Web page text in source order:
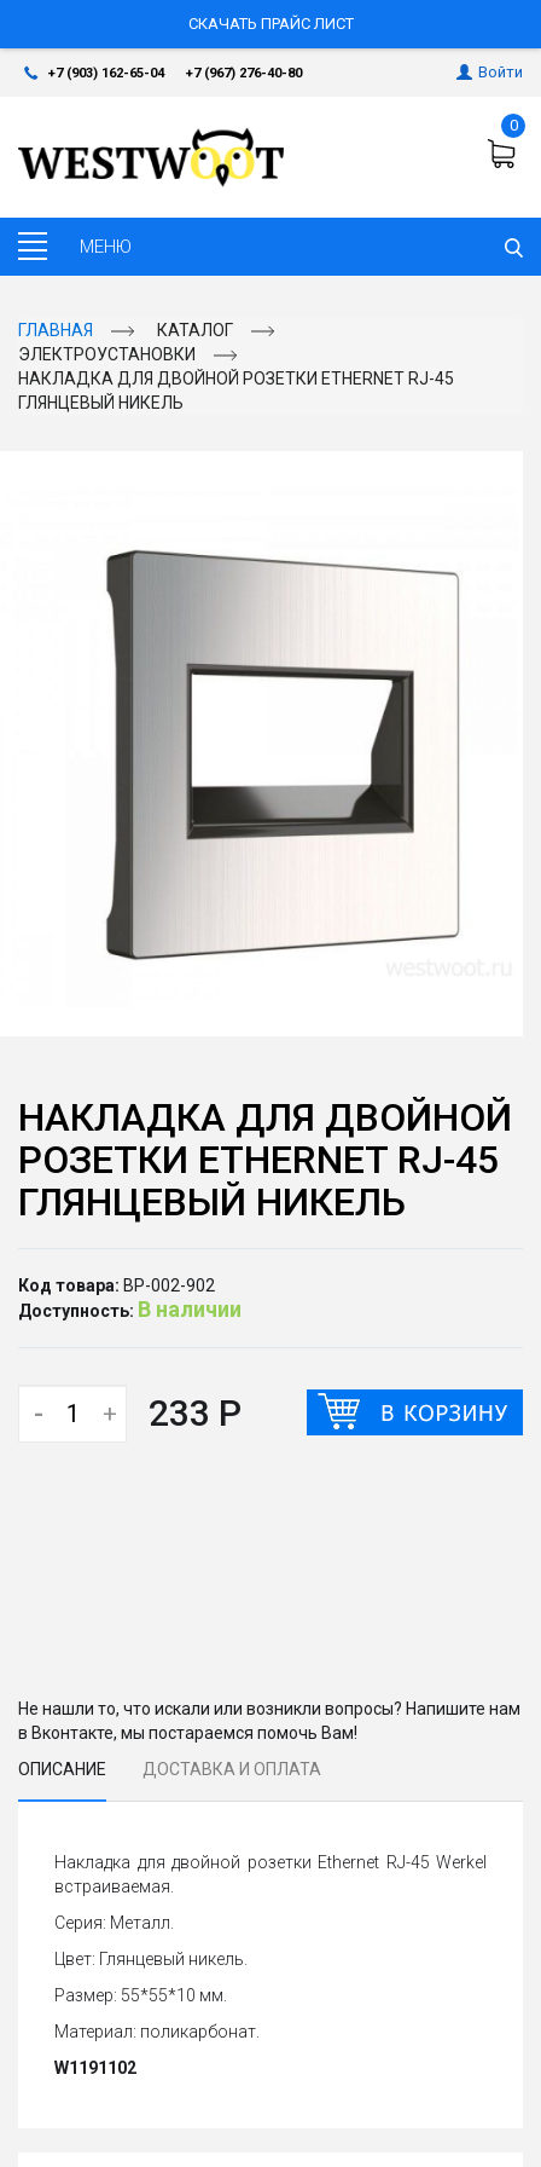
СКАЧАТЬ ПРАЙС ЛИСТ
+7 (903) 162-65-04 +7 (967) 276-40-80 Войти
0
ГЛАВНАЯ
КАТАЛОГ
ЭЛЕКТРОУСТАНОВКИ
НАКЛАДКА ДЛЯ ДВОЙНОЙ РОЗЕТКИ ЕTHERNET RJ-45
ГЛЯНЦЕВЫЙ НИКЕЛЬ
НАКЛАДКА ДЛЯ ДВОЙНОЙ
РОЗЕТКИ ЕTHERNET RJ-45
ГЛЯНЦЕВЫЙ НИКЕЛЬ
Код товара: ВР-002-902
Доступность: В наличии
- + 233 Р
Не нашли то, что искали или возникли вопросы? Напишите нам
в Вконтакте, мы постараемся помочь Вам!
ОПИСАНИЕ
ДОСТАВКА И ОПЛАТА
Накладка для двойной розетки Еthernet RJ-45 Werkel
встраиваемая.
Серия: Металл.
Цвет: Глянцевый никель.
Размер: 55*55*10 мм.
Материал: поликарбонат.
W1191102